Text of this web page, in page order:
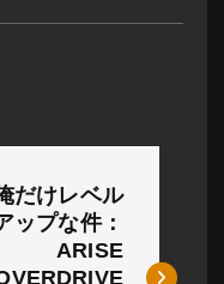
だけレベル
ップな件：
ARISE